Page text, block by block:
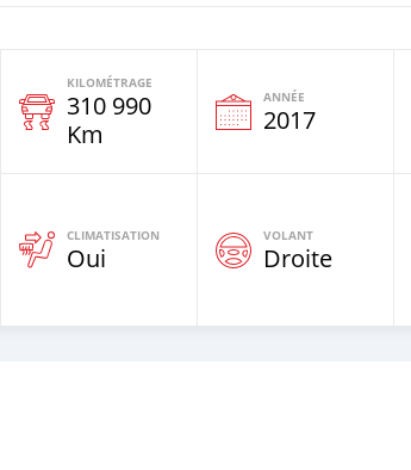
KILOMÉTRAGE
310 990
Km
ANNÉE
2017
CLIMATISATION
Oui
VOLANT
Droite